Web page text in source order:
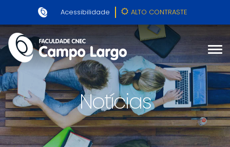
Acessibilidade ALTO CONTRASTE
Notícias